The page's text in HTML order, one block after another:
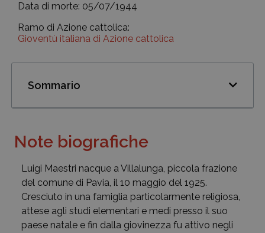
Data di morte: 05/07/1944
Ramo di Azione cattolica:
Gioventù italiana di Azione cattolica
Sommario
Note biografiche
Luigi Maestri nacque a Villalunga, piccola frazione
del comune di Pavia, il 10 maggio del 1925.
Cresciuto in una famiglia particolarmente religiosa,
attese agli studi elementari e medi presso il suo
paese natale e fin dalla giovinezza fu attivo negli